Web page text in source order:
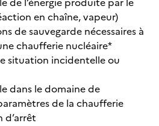
en chaîne, vapeur)
de sauvegarde nécessaires à
chaufferie nucléaire*
situation incidentelle ou
dans le domaine de
de la chaufferie
d’arrêt